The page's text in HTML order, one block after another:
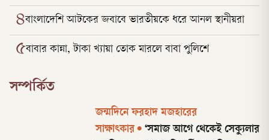
৪বাংলাদেশি আটকের জবাবে ভারতীয়কে ধরে আনল স্থানীয়রা
৫বাবার কান্না, টাকা খ্যায়া তোক মারলে বাবা পুলিশে
সম্পর্কিত
জন্মদিনে ফরহাদ মজহারের
সাক্ষাৎকার • ‘সমাজ আগে থেকেই সেক্যুলার